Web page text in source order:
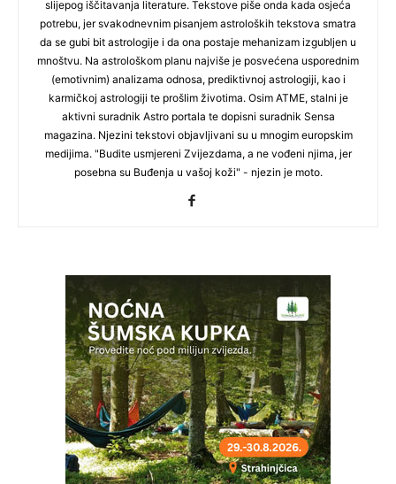
slijepog iščitavanja literature. Tekstove piše onda kada osjeća
potrebu, jer svakodnevnim pisanjem astroloških tekstova smatra
da se gubi bit astrologije i da ona postaje mehanizam izgubljen u
mnoštvu. Na astrološkom planu najviše je posvećena usporednim
(emotivnim) analizama odnosa, prediktivnoj astrologiji, kao i
karmičkoj astrologiji te prošlim životima. Osim ATME, stalni je
aktivni suradnik Astro portala te dopisni suradnik Sensa
magazina. Njezini tekstovi objavljivani su u mnogim europskim
medijima. "Budite usmjereni Zvijezdama, a ne vođeni njima, jer
posebna su Buđenja u vašoj koži" - njezin je moto.